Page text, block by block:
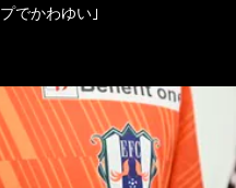
プでかわゆい｣